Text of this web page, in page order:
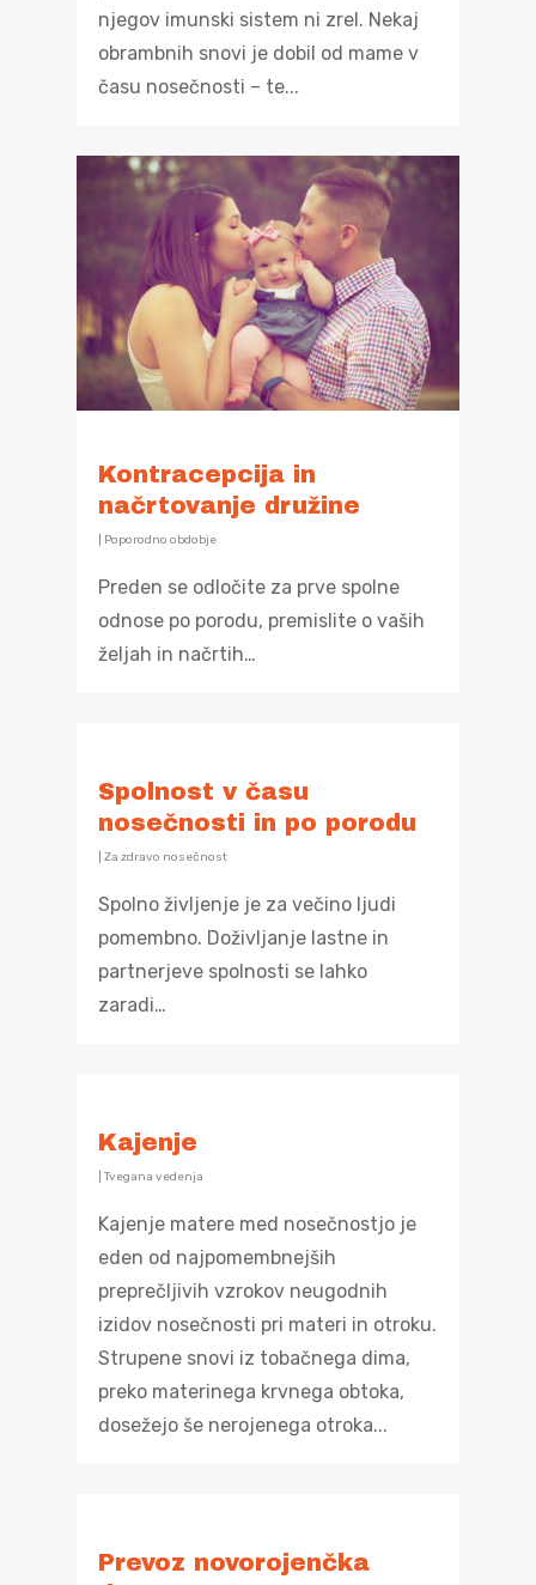
njegov imunski sistem ni zrel. Nekaj
obrambnih snovi je dobil od mame v
času nosečnosti – te...
Kontracepcija in
načrtovanje družine
Poporodno obdobje
Preden se odločite za prve spolne
odnose po porodu, premislite o vaših
željah in načrtih…
Spolnost v času
nosečnosti in po porodu
Za zdravo nosečnost
Spolno življenje je za večino ljudi
pomembno. Doživljanje lastne in
partnerjeve spolnosti se lahko
zaradi…
Kajenje
Tvegana vedenja
Kajenje matere med nosečnostjo je
eden od najpomembnejših
preprečljivih vzrokov neugodnih
izidov nosečnosti pri materi in otroku.
Strupene snovi iz tobačnega dima,
preko materinega krvnega obtoka,
dosežejo še nerojenega otroka...
Prevoz novorojenčkaO programu